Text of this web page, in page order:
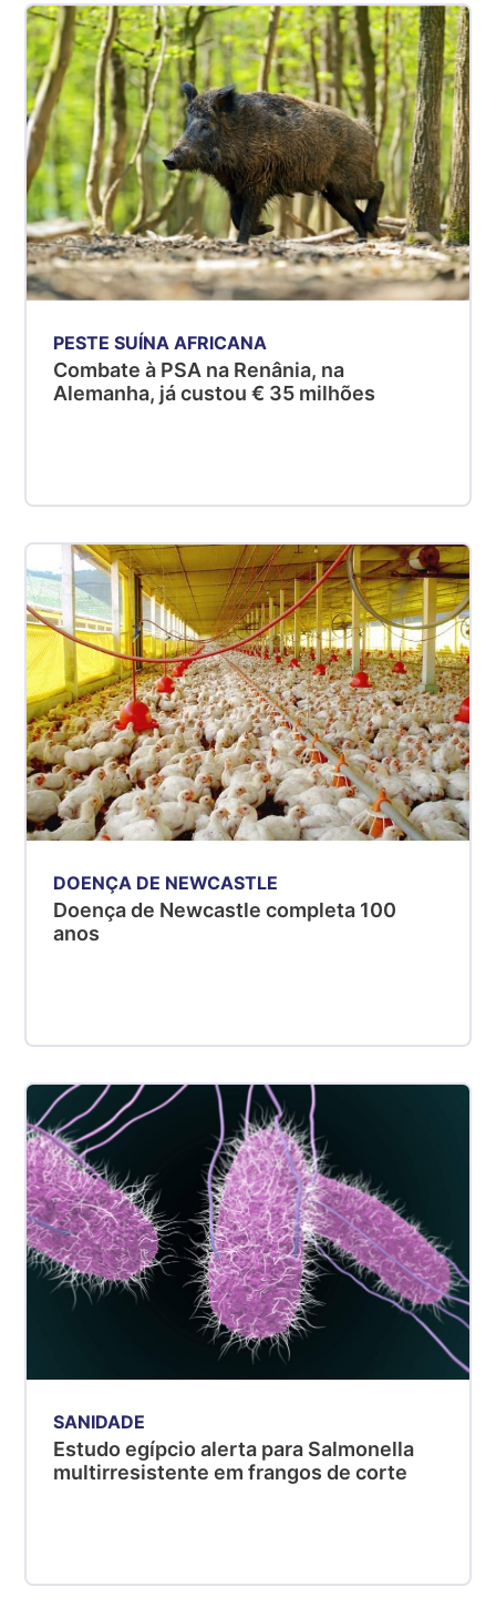
PESTE SUÍNA AFRICANA
Combate à PSA na Renânia, na
Alemanha, já custou € 35 milhões
DOENÇA DE NEWCASTLE
Doença de Newcastle completa 100
anos
SANIDADE
Estudo egípcio alerta para Salmonella
multirresistente em frangos de corte